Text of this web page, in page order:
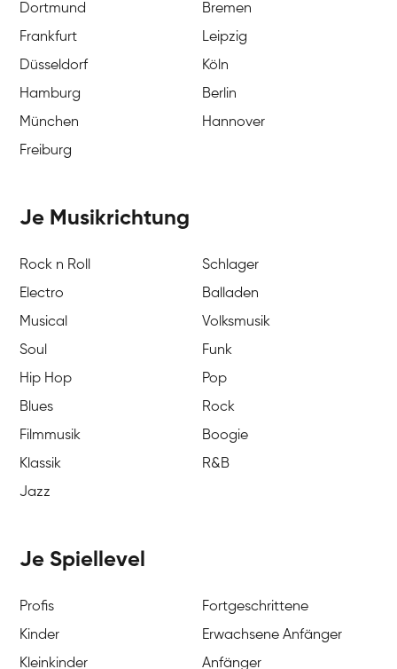
Dortmund
Bremen
Frankfurt
Leipzig
Düsseldorf
Köln
Hamburg
Berlin
München
Hannover
Freiburg
Je Musikrichtung
Rock n Roll
Schlager
Electro
Balladen
Musical
Volksmusik
Soul
Funk
Hip Hop
Pop
Blues
Rock
Filmmusik
Boogie
Klassik
R&B
Jazz
Je Spiellevel
Profis
Fortgeschrittene
Kinder
Erwachsene Anfänger
Kleinkinder
Anfänger